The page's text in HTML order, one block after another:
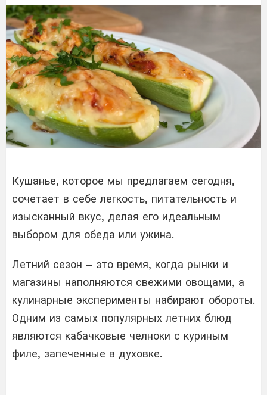
Кушанье, которое мы предлагаем сегодня,
сочетает в себе легкость, питательность и
изысканный вкус, делая его идеальным
выбором для обеда или ужина.
Летний сезон – это время, когда рынки и
магазины наполняются свежими овощами, а
кулинарные эксперименты набирают обороты.
Одним из самых популярных летних блюд
являются кабачковые челноки с куриным
филе, запеченные в духовке.